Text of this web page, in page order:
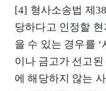
[4] 형사소송법 제
당하다고 인정할
을 수 있는 경우를
이나 금고가 선고
에 해당하지 않는